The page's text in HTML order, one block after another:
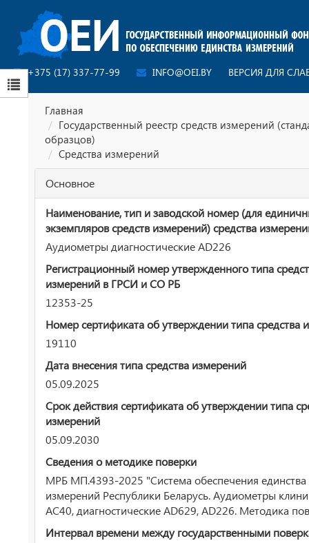
+375 (17) 337-77-99 INFO@OEI.BY ВЕРСИЯ ДЛЯ
Главная
Государственный реестр средств измерений
образцов)
Средства измерений
Основное
Наименование, тип и заводской номер (для
экземпляров средств измерений) средства
Аудиометры диагностические AD226
Регистрационный номер утвержденного типа
измерений в ГРСИ и СО РБ
12353-25
Номер сертификата об утверждении типа средства
19110
Дата внесения типа средства измерений
05.09.2025
Срок действия сертификата об утверждении типа
измерений
05.09.2030
Сведения о методике поверки
МРБ МП.4393-2025 "Система обеспечения единства
измерений Республики Беларусь. Аудиометры
АС40, диагностические AD629, AD226. Методика
Интервал времени между государственными